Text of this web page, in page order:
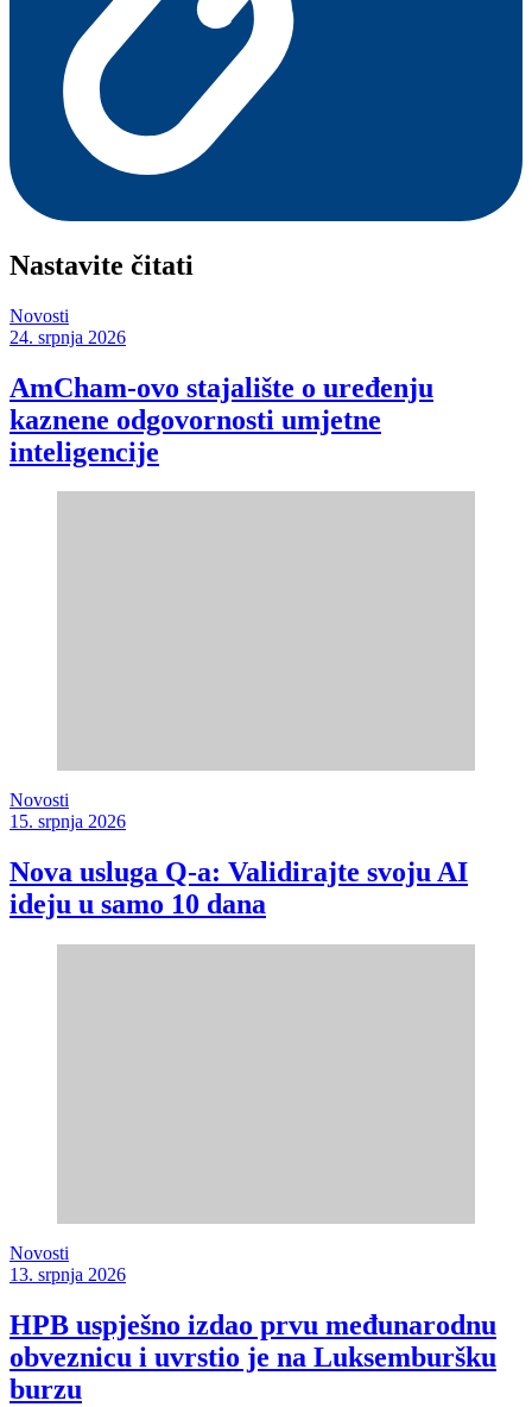
Nastavite čitati
Novosti
24. srpnja 2026
AmCham-ovo stajalište o uređenju
kaznene odgovornosti umjetne
inteligencije
Novosti
15. srpnja 2026
Nova usluga Q-a: Validirajte svoju AI
ideju u samo 10 dana
Novosti
13. srpnja 2026
HPB uspješno izdao prvu međunarodnu
obveznicu i uvrstio je na Luksemburšku
burzu